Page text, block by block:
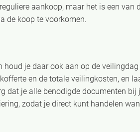
aankoop, maar het is een van
de koop te voorkomen.
houd je daar ook aan op de
en de totale veilingkosten, en
dat je alle benodigde documenten bij
zodat je direct kunt handelen